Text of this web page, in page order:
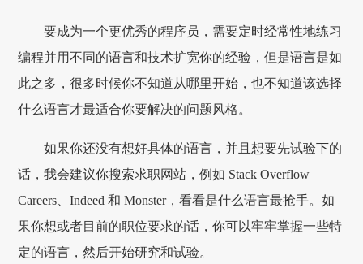
要成为一个更优秀的程序员，需要定时经常性地练习
编程并用不同的语言和技术扩宽你的经验，但是语言是如
此之多，很多时候你不知道从哪里开始，也不知道该选择
什么语言才最适合你要解决的问题风格。
如果你还没有想好具体的语言，并且想要先试验下的
话，我会建议你搜索求职网站，例如 Stack Overflow
Careers、Indeed 和 Monster，看看是什么语言最抢手。如
果你想或者目前的职位要求的话，你可以牢牢掌握一些特
定的语言，然后开始研究和试验。